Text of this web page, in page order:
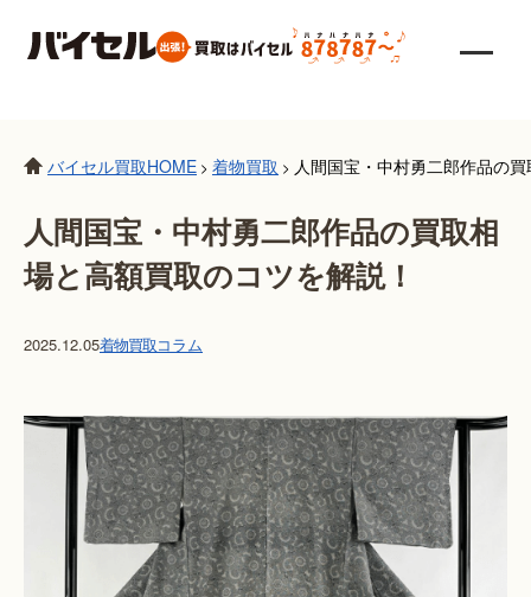
バイセル買取HOME > 着物買取 > 人間国宝・中村勇二郎作品の
人間国宝・中村勇二郎作品の買取相
場と高額買取のコツを解説！
2025.12.05着物買取コラム